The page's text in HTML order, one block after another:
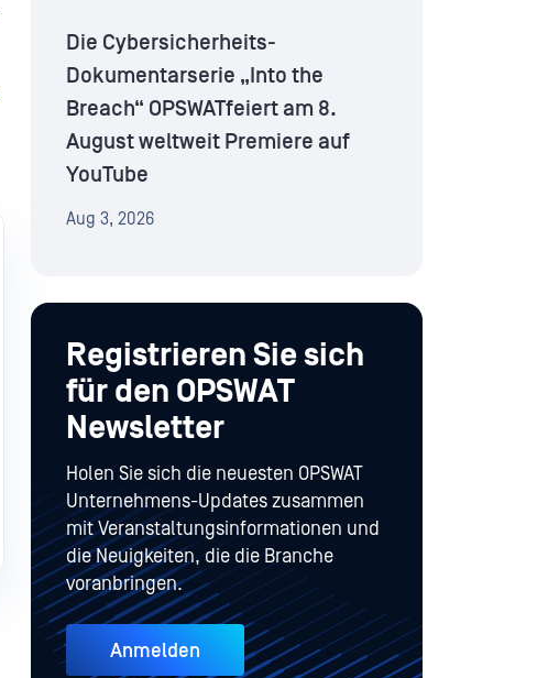
Die Cybersicherheits-
Dokumentarserie „Into the
Breach“ OPSWATfeiert am 8.
August weltweit Premiere auf
YouTube
Aug 3, 2026
Registrieren Sie sich
für den OPSWAT
Newsletter
Holen Sie sich die neuesten OPSWAT
Unternehmens-Updates zusammen
mit Veranstaltungsinformationen und
die Neuigkeiten, die die Branche
voranbringen.
Anmelden